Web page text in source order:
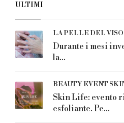
ULTIMI
LA PELLE DEL VISO
Durante i mesi
la...
BEAUTY EVENT
Skin Life: evento
esfoliante. Pe...